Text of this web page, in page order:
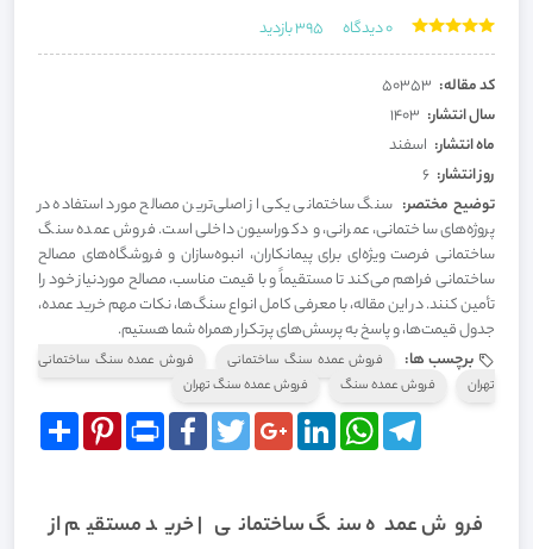
0دیدگاه 395بازدید
کد مقاله: 50353
سال انتشار: 1403
ماه انتشار: اسفند
روز انتشار: 6
توضیح مختصر: سنگ ساختمانی یکی از اصلی‌ترین مصالح مورد استفاده در
پروژه‌های ساختمانی، عمرانی، و دکوراسیون داخلی است. فروش عمده سنگ
ساختمانی فرصت ویژه‌ای برای پیمانکاران، انبوه‌سازان و فروشگاه‌های مصالح
ساختمانی فراهم می‌کند تا مستقیماً و با قیمت مناسب، مصالح موردنیاز خود را
تأمین کنند. در این مقاله، با معرفی کامل انواع سنگ‌ها، نکات مهم خرید عمده،
جدول قیمت‌ها، و پاسخ به پرسش‌های پرتکرار همراه شما هستیم.
برچسب ها:
فروش عمده سنگ ساختمانی
فروش عمده سنگ ساختمانی
تهران
فروش عمده سنگ فروش عمده سنگ تهران
Share
Pinterest Print
FacebookTwitterGoogle+LinkedIn
WhatsAppTelegram
فروش عمده سنگ ساختمانی | خرید مستقیم از